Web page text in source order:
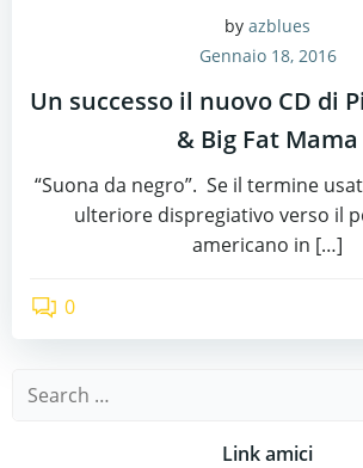
by azblues
Gennaio 18, 2016
Un successo il nuovo CD di
& Big Fat Mama
“Suona da negro”. Se il termine
ulteriore dispregiativo verso il
americano in […]
0
Search
Link amici